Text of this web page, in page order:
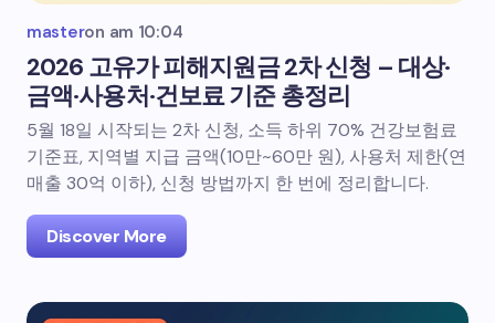
masteron am 10:04
2026 고유가 피해지원금 2차 신청 – 대상·
금액·사용처·건보료 기준 총정리
5월 18일 시작되는 2차 신청, 소득 하위 70% 건강보험료
기준표, 지역별 지급 금액(10만~60만 원), 사용처 제한(연
매출 30억 이하), 신청 방법까지 한 번에 정리합니다.
Discover More